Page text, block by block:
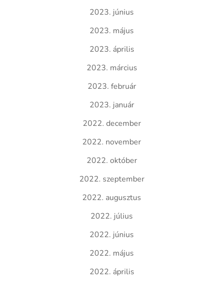
2023. június
2023. május
2023. április
2023. március
2023. február
2023. január
2022. december
2022. november
2022. október
2022. szeptember
2022. augusztus
2022. július
2022. június
2022. május
2022. április